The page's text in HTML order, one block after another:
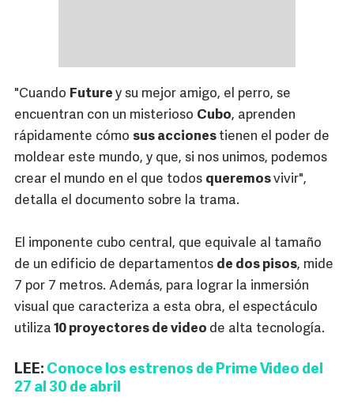
"Cuando Future y su mejor amigo, el perro, se
encuentran con un misterioso Cubo, aprenden
rápidamente cómo sus acciones tienen el poder de
moldear este mundo, y que, si nos unimos, podemos
crear el mundo en el que todos queremosvivir",
detalla el documento sobre la trama.
El imponente cubo central, que equivale al tamaño
de un edificio de departamentos de dos pisos, mide
7 por 7 metros. Además, para lograr la inmersión
visual que caracteriza a esta obra, el espectáculo
utiliza 10 proyectores de video de alta tecnología.
LEE: Conoce los estrenos de Prime Video del
27 al 30 de abril